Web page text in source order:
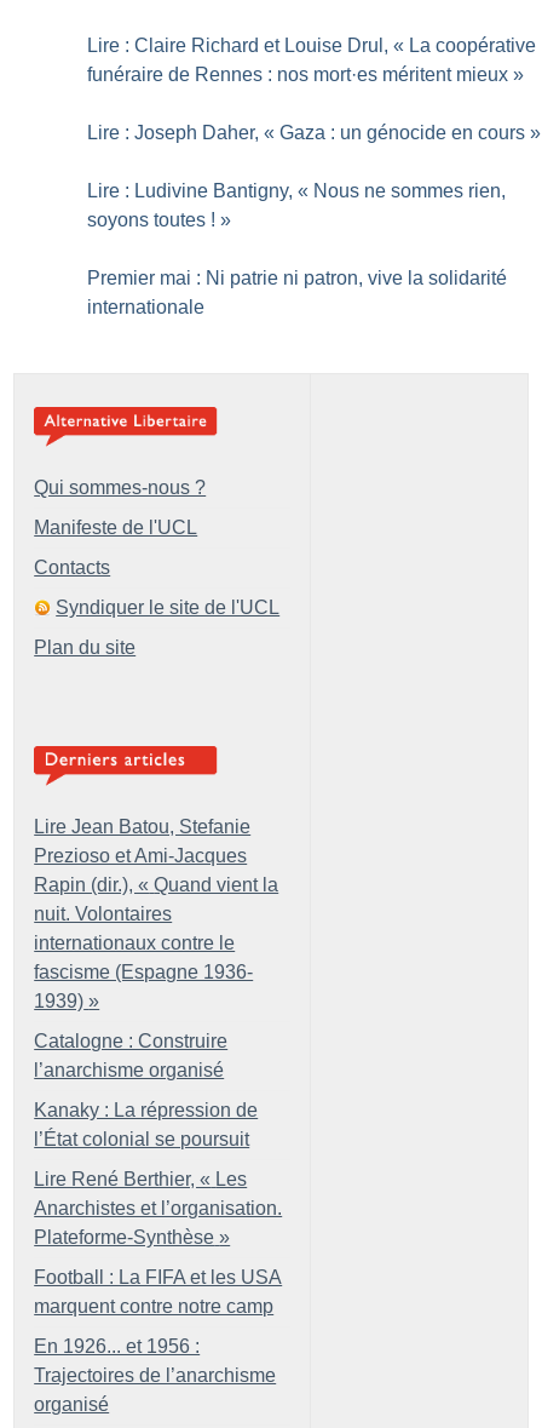
Lire : Claire Richard et Louise Drul, « La coopérative
funéraire de Rennes : nos mort·es méritent mieux »
Lire : Joseph Daher, « Gaza : un génocide en cours »
Lire : Ludivine Bantigny, « Nous ne sommes rien,
soyons toutes ! »
Premier mai : Ni patrie ni patron, vive la solidarité
internationale
Qui sommes-nous ?
Manifeste de l'UCL
Contacts
Syndiquer le site de l'UCL
Plan du site
Lire Jean Batou, Stefanie
Prezioso et Ami-Jacques
Rapin (dir.), « Quand vient la
nuit. Volontaires
internationaux contre le
fascisme (Espagne 1936-
1939) »
Catalogne : Construire
l’anarchisme organisé
Kanaky : La répression de
l’État colonial se poursuit
Lire René Berthier, « Les
Anarchistes et l’organisation.
Plateforme-Synthèse »
Football : La FIFA et les USA
marquent contre notre camp
En 1926... et 1956 :
Trajectoires de l’anarchisme
organisé